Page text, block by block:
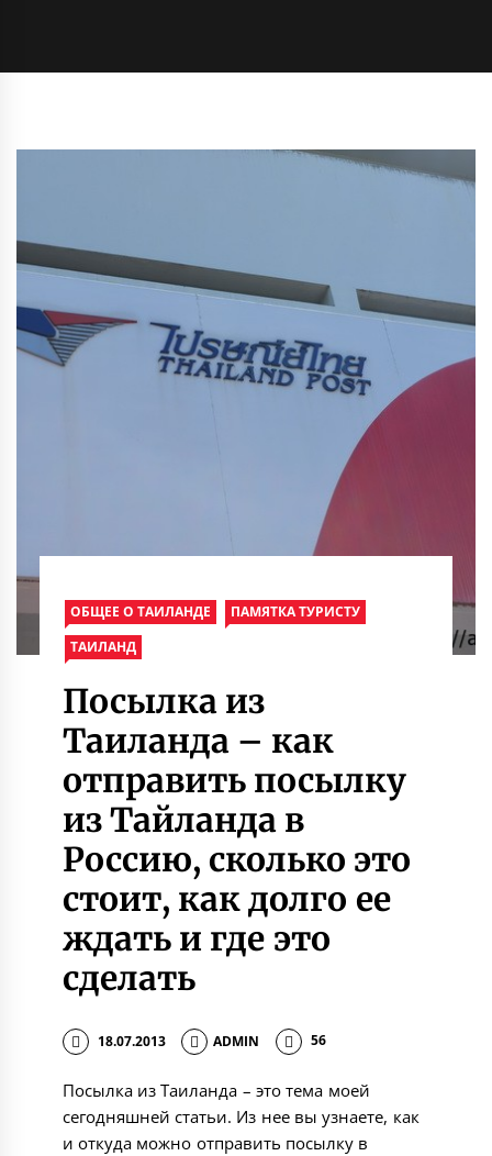
ОБЩЕЕ О ТАИЛАНДЕ
ПАМЯТКА ТУРИСТУ
ТАИЛАНД
Посылка из
Таиланда – как
отправить посылку
из Тайланда в
Россию, сколько это
стоит, как долго ее
ждать и где это
сделать
18.07.2013 ADMIN 56
Посылка из Таиланда – это тема моей
сегодняшней статьи. Из нее вы узнаете, как
и откуда можно отправить посылку в